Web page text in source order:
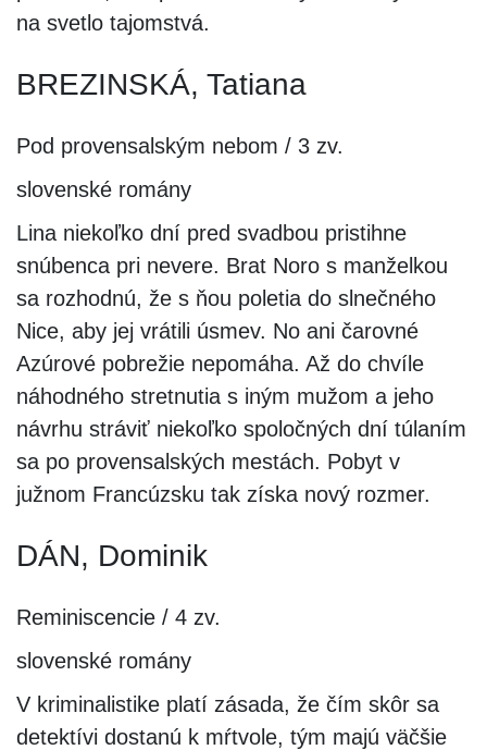
na svetlo tajomstvá.
BREZINSKÁ, Tatiana
Pod provensalským nebom / 3 zv.
slovenské romány
Lina niekoľko dní pred svadbou pristihne
snúbenca pri nevere. Brat Noro s manželkou
sa rozhodnú, že s ňou poletia do slnečného
Nice, aby jej vrátili úsmev. No ani čarovné
Azúrové pobrežie nepomáha. Až do chvíle
náhodného stretnutia s iným mužom a jeho
návrhu stráviť niekoľko spoločných dní túlaním
sa po provensalských mestách. Pobyt v
južnom Francúzsku tak získa nový rozmer.
DÁN, Dominik
Reminiscencie / 4 zv.
slovenské romány
V kriminalistike platí zásada, že čím skôr sa
detektívi dostanú k mŕtvole, tým majú väčšie